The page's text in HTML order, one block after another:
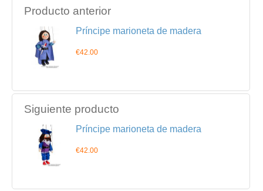
Producto anterior
Príncipe marioneta de madera
€42.00
Siguiente producto
Príncipe marioneta de madera
€42.00